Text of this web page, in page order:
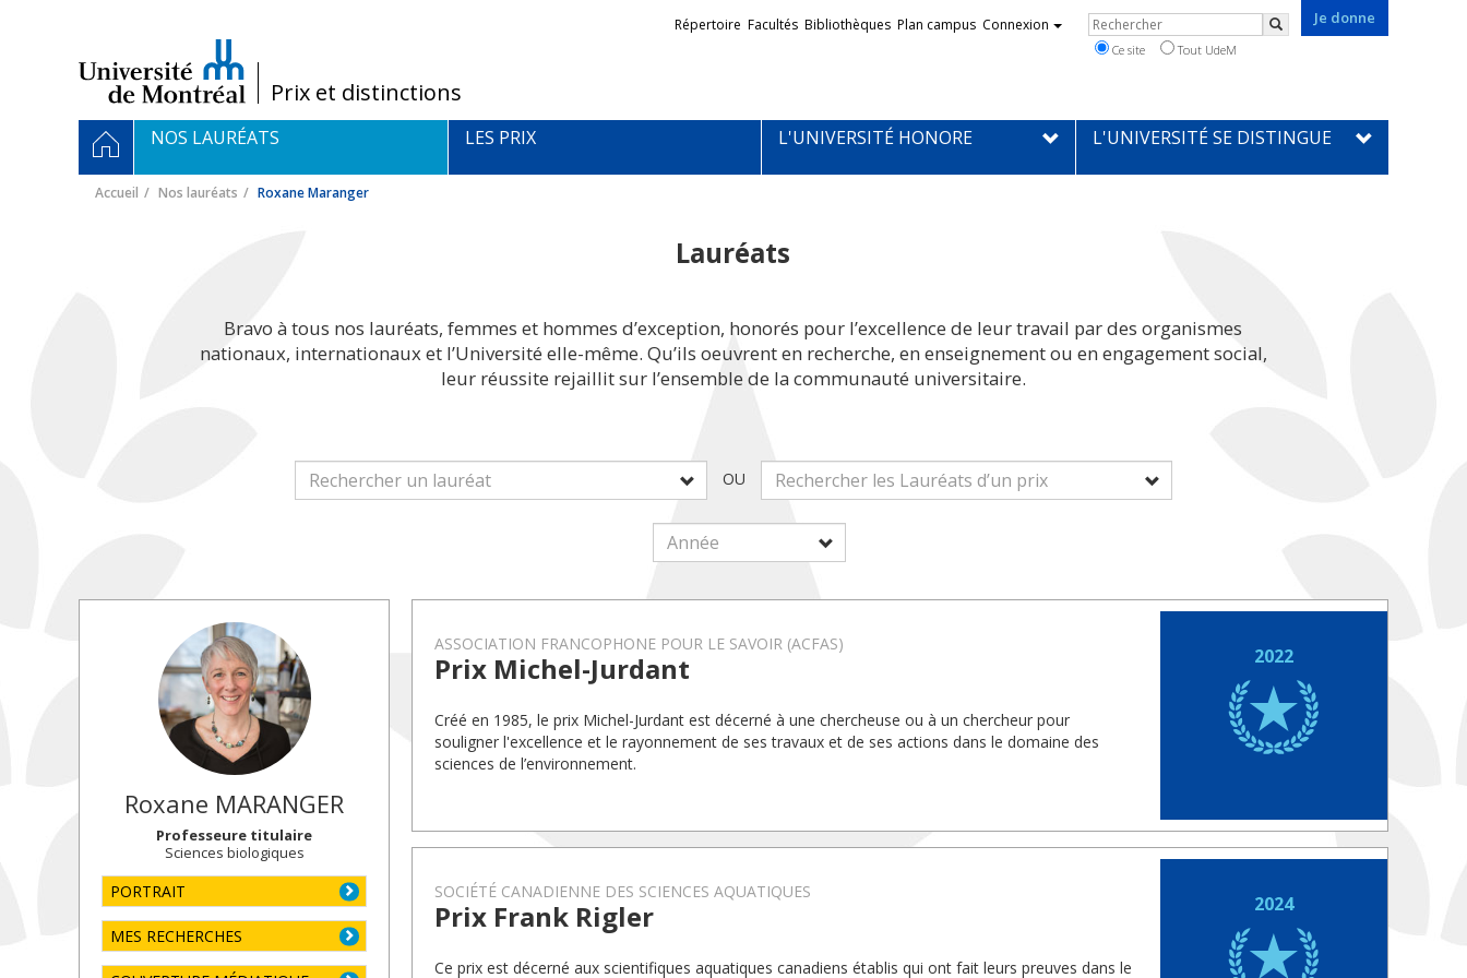
/Prix et distinctions
Je donne
Liens
externes
Répertoire Facultés Bibliothèques Plan campus Connexion Rechercher
Rechercher
Ce site Tout UdeM
Navigation
principale
ACCUEIL
NOS LAURÉATS LES PRIX L'UNIVERSITÉ HONORE L'UNIVERSITÉ SE DISTINGUE
Accueil Nos lauréats Roxane Maranger
Lauréats
Bravo à tous nos lauréats, femmes et hommes d’exception, honorés pour l’excellence de leur travail par des organismes
nationaux, internationaux et l’Université elle-même. Qu’ils oeuvrent en recherche, en enseignement ou en engagement social,
leur réussite rejaillit sur l’ensemble de la communauté universitaire.
OU
Roxane MARANGER
Professeure titulaire
Sciences biologiques
PORTRAIT
MES RECHERCHES
ASSOCIATION FRANCOPHONE POUR LE SAVOIR (ACFAS)
Prix Michel-Jurdant
Créé en 1985, le prix Michel-Jurdant est décerné à une chercheuse ou à un chercheur pour
souligner l'excellence et le rayonnement de ses travaux et de ses actions dans le domaine des
sciences de l’environnement.
2022
SOCIÉTÉ CANADIENNE DES SCIENCES AQUATIQUES
Prix Frank Rigler
Ce prix est décerné aux scientifiques aquatiques canadiens établis qui ont fait leurs preuves dans le
2024